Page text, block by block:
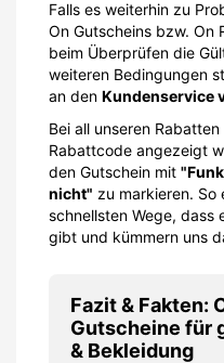
Falls es weiterhin zu
On Gutscheins bzw. On
beim Überprüfen die
weiteren Bedingungen
an den Kundenservice
Bei all unseren
Rabattcode angezeigt
den Gutschein mit
nicht" zu markieren. So
schnellsten Wege, dass
gibt und kümmern uns
Fazit & Fakten:
Gutscheine für
& Bekleidung